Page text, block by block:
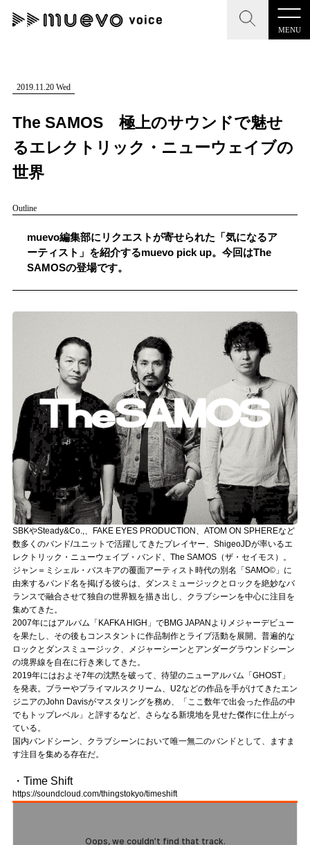
MENU
CLOSE
記事を検索する
#男性シンガー #HR/HM #女性シンガー
#ヒップホップ #男性シンガーグループ
CLOSE
"読者の声を形にする”音楽特化メディア
記事一覧
プレスリリース一覧
会社概要
ログイン
LINK
muevoクラウドファンディング
muevoコミュニティ
ぶいクラ！by muevo
ぶいコミュ！by muevo
ぶいマガ！ by muevo
Follow us
Official SNS
2019.11.20 Wed
The SAMOS 極上のサウンドで魅せ
るエレクトリック・ニューウェイブの
世界
Outline
muevo編集部にリクエストが寄せられた「気になるア
ーティスト」を紹介するmuevo pick up。今回はThe
SAMOSの登場です。
SBKやSteady&Co.,、FAKE EYES PRODUCTION、ATOM ON SPHEREなど
数多くのバンド/ユニットで活躍してきたプレイヤー、ShigeoJDが率いるエ
レクトリック・ニューウェイブ・バンド、The SAMOS（ザ・セイモス）。
ジャン＝ミシェル・バスキアの覆面アーティスト時代の別名「SAMO©」に
由来するバンド名を掲げる彼らは、ダンスミュージックとロックを絶妙なバ
ランスで融合させて独自の世界観を描き出し、クラブシーンを中心に注目を
集めてきた。
2007年にはアルバム「KAFKA HIGH」でBMG JAPANよりメジャーデビュー
を果たし、その後もコンスタントに作品制作とライブ活動を展開。普遍的な
ロックとダンスミュージック、メジャーシーンとアンダーグラウンドシーン
の境界線を自在に行き来してきた。
2019年にはおよそ7年の沈黙を破って、待望のニューアルバム「GHOST」
を発表。ブラーやプライマルスクリーム、U2などの作品を手がけてきたエン
ジニアのJohn Davisがマスタリングを務め、「ここ数年で出会った作品の中
でもトップレベル」と評するなど、さらなる新境地を見せた傑作に仕上がっ
ている。
国内バンドシーン、クラブシーンにおいて唯一無二のバンドとして、ますま
す注目を集める存在だ。
・Time Shift
https://soundcloud.com/thingstokyo/timeshift